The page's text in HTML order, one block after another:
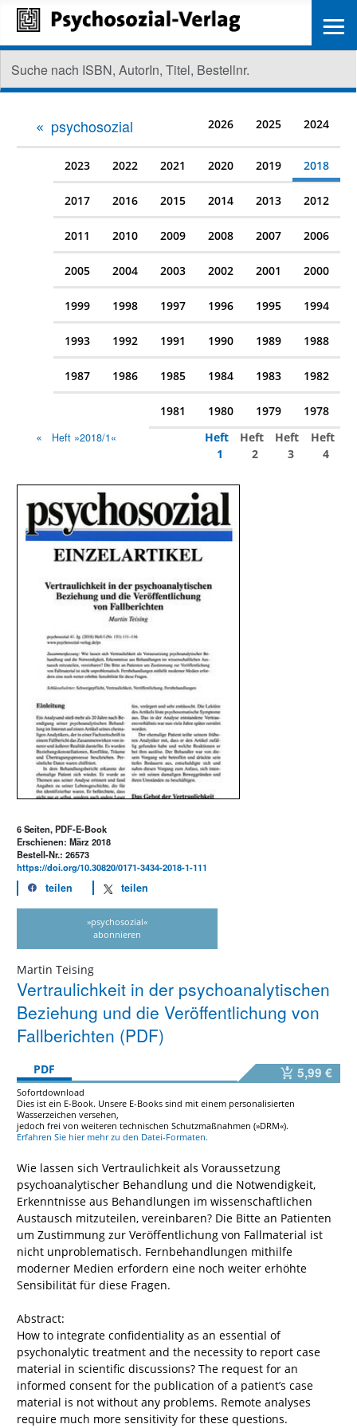
psychosozial 2026 2025 2024
2023 2022 2021 2020 2019 2018
2017 2016 2015 2014 2013 2012
2011 2010 2009 2008 2007 2006
2005 2004 2003 2002 2001 2000
1999 1998 1997 1996 1995 1994
1993 1992 1991 1990 1989 1988
1987 1986 1985 1984 1983 1982
1981 1980 1979 1978
Heft »2018/1«
Heft
1
Heft
2
Heft
3
Heft
4
6 Seiten, PDF-E-Book
Erschienen: März 2018
Bestell-Nr.: 26573
https://doi.org/10.30820/0171-3434-2018-1-111
teilen teilen
»psychosozial«
abonnieren
Martin Teising
Vertraulichkeit in der psychoanalytischen
Beziehung und die Veröffentlichung von
Fallberichten (PDF)
PDF 5,99 €
Sofortdownload
Dies ist ein E-Book. Unsere E-Books sind mit einem personalisierten
Wasserzeichen versehen,
jedoch frei von weiteren technischen Schutzmaßnahmen (»DRM«).
Erfahren Sie hier mehr zu den Datei-Formaten.
Wie lassen sich Vertraulichkeit als Voraussetzung
psychoanalytischer Behandlung und die Notwendigkeit,
Erkenntnisse aus Behandlungen im wissenschaftlichen
Austausch mitzuteilen, vereinbaren? Die Bitte an Patienten
um Zustimmung zur Veröffentlichung von Fallmaterial ist
nicht unproblematisch. Fernbehandlungen mithilfe
moderner Medien erfordern eine noch weiter erhöhte
Sensibilität für diese Fragen.
Abstract:
How to integrate confidentiality as an essential of
psychonalytic treatment and the necessity to report case
material in scientific discussions? The request for an
informed consent for the publication of a patient’s case
material is not without any problems. Remote analyses
require much more sensitivity for these questions.
≡